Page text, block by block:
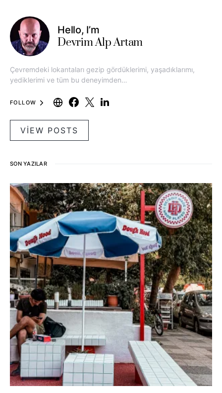
Hello, I’m
Devrim Alp Artam
Çevremdeki lokantaları gezip gördüklerimi, yaşadıklarımı,
yediklerimi ve tüm bu deneyimden…
FOLLOW
VIEW POSTS
SON YAZILAR